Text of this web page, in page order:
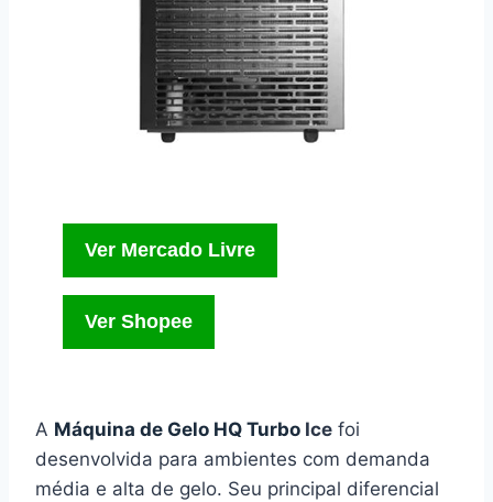
Ver Mercado Livre
Ver Shopee
A Máquina de Gelo HQ Turbo Ice foi
desenvolvida para ambientes com demanda
média e alta de gelo. Seu principal diferencial